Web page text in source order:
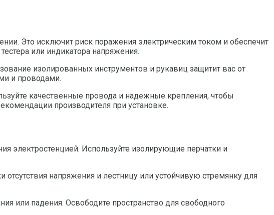
Это исключит риск поражения электрическим током и обеспечит
или индикатора напряжения.
изолированных инструментов и рукавиц защитит вас от
и проводами.
качественные провода и надежные крепления, чтобы
производителя при установке.
электростенцией. Используйте изолирующие перчатки и
напряжения и лестницу или устойчивую стремянку для
или падения. Освободите пространство для свободного